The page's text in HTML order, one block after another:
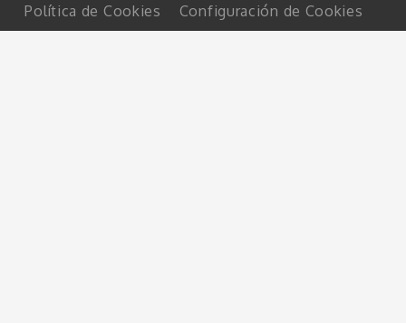
Política de Cookies
Configuración de Cookies